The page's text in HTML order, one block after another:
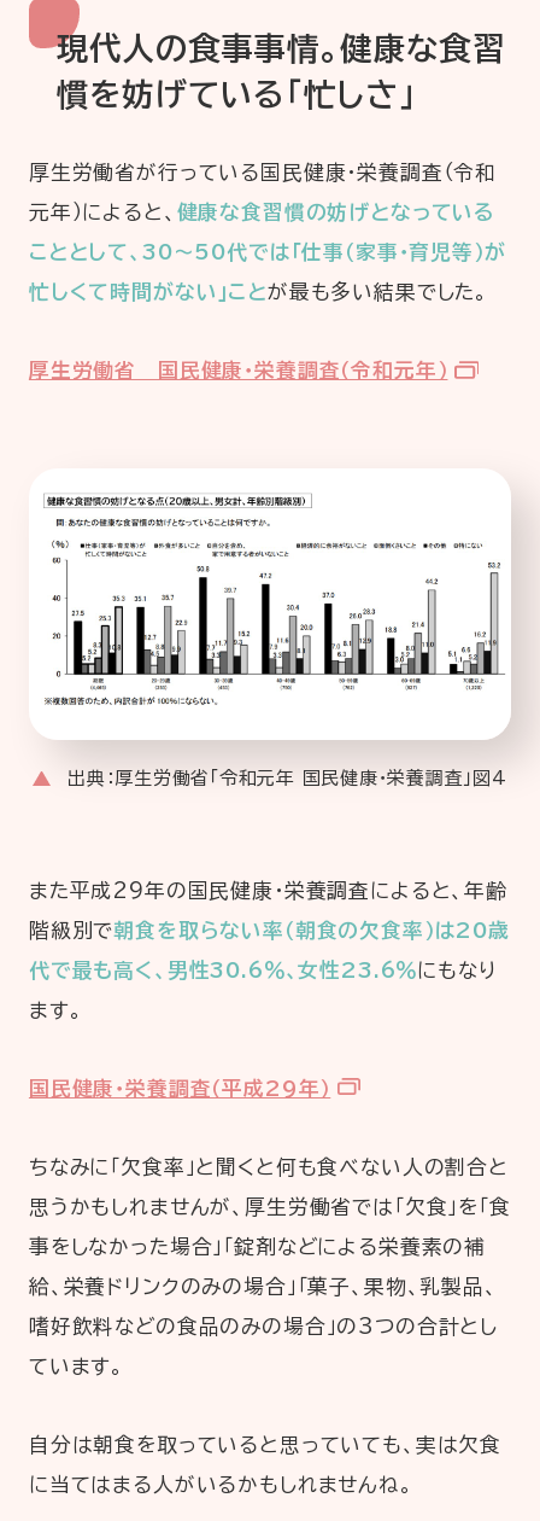
現代人の食事事情。健康な食習
慣を妨げている「忙しさ」
厚生労働省が行っている国民健康・栄養調査（令和
元年）によると、 健康な食習慣の妨げとなっている
こととして、30～50代では「仕事（家事・育児等）が
忙しくて時間がない」ことが最も多い結果でした。
厚生労働省 国民健康・栄養調査（令和元年）
出典：厚生労働省「令和元年 国民健康・栄養調査」図4
また平成29年の国民健康・栄養調査によると、年齢
階級別で朝食を取らない率（朝食の欠食率）は20歳
代で最も高く、男性30.6％、女性23.6％にもなり
ます。
国民健康・栄養調査（平成29年）
ちなみに「欠食率」と聞くと何も食べない人の割合と
思うかもしれませんが、厚生労働省では「欠食」を「食
事をしなかった場合」「錠剤などによる栄養素の補
給、栄養ドリンクのみの場合」「菓子、果物、乳製品、
嗜好飲料などの食品のみの場合」の3つの合計とし
ています。
自分は朝食を取っていると思っていても、実は欠食
に当てはまる人がいるかもしれませんね。